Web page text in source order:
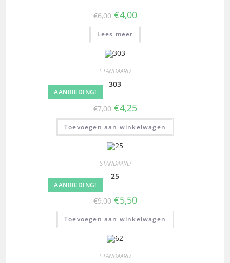
€6,00 €4,00
Lees meer
AANBIEDING!
STANDAARD
303
€7,00 €4,25
Toevoegen aan winkelwagen
AANBIEDING!
STANDAARD
25
€9,00 €5,50
Toevoegen aan winkelwagen
STANDAARD